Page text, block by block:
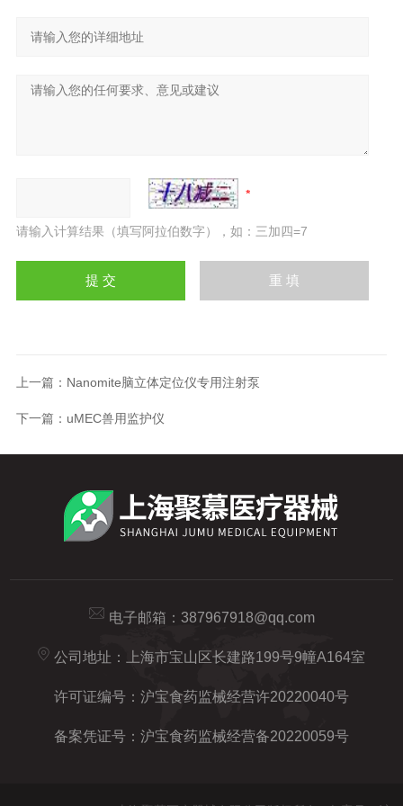
请输入计算结果（填写阿拉伯数字），如：三加四=7
上一篇： Nanomite脑立体定位仪专用注射泵
下一篇： uMEC兽用监护仪
电子邮箱： 387967918@qq.com
公司地址：上海市宝山区长建路199号9幢A164室
许可证编号：沪宝食药监械经营许20220040号
备案凭证号：沪宝食药监械经营备20220059号